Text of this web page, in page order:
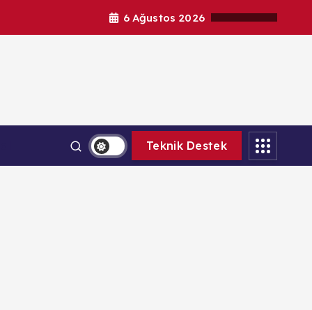
6 Ağustos 2026
Teknik Destek